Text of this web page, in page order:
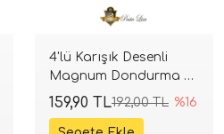
4'lü Karışık Desenli
Magnum Dondurma ve
Cakesicle Silikon Kalıbı
192,00 TL %16
159,90 TL